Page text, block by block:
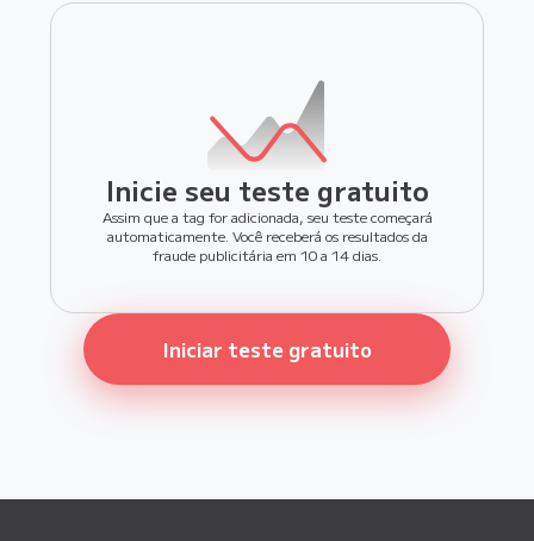
Inicie seu teste gratuito
Assim que a tag for adicionada, seu teste começará
automaticamente. Você receberá os resultados da
fraude publicitária em 10 a 14 dias.
Iniciar teste gratuito